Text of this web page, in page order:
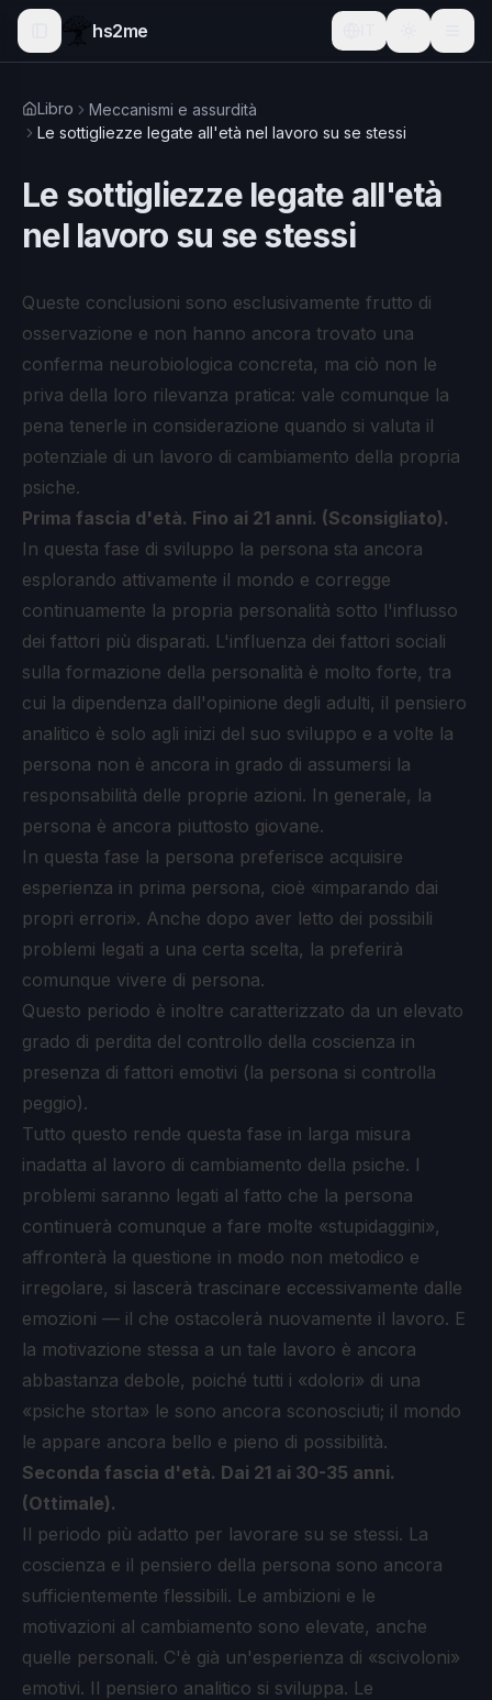
hs2me
Libro
Meccanismi e assurdità
Le sottigliezze legate all'età nel lavoro su se stessi
Le sottigliezze legate all'età
nel lavoro su se stessi
Queste conclusioni sono esclusivamente frutto di
osservazione e non hanno ancora trovato una
conferma neurobiologica concreta, ma ciò non le
priva della loro rilevanza pratica: vale comunque la
pena tenerle in considerazione quando si valuta il
potenziale di un lavoro di cambiamento della propria
psiche.
Prima fascia d'età. Fino ai 21 anni. (Sconsigliato).
In questa fase di sviluppo la persona sta ancora
esplorando attivamente il mondo e corregge
continuamente la propria personalità sotto l'influsso
dei fattori più disparati. L'influenza dei fattori sociali
sulla formazione della personalità è molto forte, tra
cui la dipendenza dall'opinione degli adulti, il pensiero
analitico è solo agli inizi del suo sviluppo e a volte la
persona non è ancora in grado di assumersi la
responsabilità delle proprie azioni. In generale, la
persona è ancora piuttosto giovane.
In questa fase la persona preferisce acquisire
esperienza in prima persona, cioè «imparando dai
propri errori». Anche dopo aver letto dei possibili
problemi legati a una certa scelta, la preferirà
comunque vivere di persona.
Questo periodo è inoltre caratterizzato da un elevato
grado di perdita del controllo della coscienza in
presenza di fattori emotivi (la persona si controlla
peggio).
Tutto questo rende questa fase in larga misura
inadatta al lavoro di cambiamento della psiche. I
problemi saranno legati al fatto che la persona
continuerà comunque a fare molte «stupidaggini»,
affronterà la questione in modo non metodico e
irregolare, si lascerà trascinare eccessivamente dalle
emozioni — il che ostacolerà nuovamente il lavoro. E
la motivazione stessa a un tale lavoro è ancora
abbastanza debole, poiché tutti i «dolori» di una
«psiche storta» le sono ancora sconosciuti; il mondo
le appare ancora bello e pieno di possibilità.
Seconda fascia d'età. Dai 21 ai 30-35 anni.
(Ottimale).
Il periodo più adatto per lavorare su se stessi. La
coscienza e il pensiero della persona sono ancora
sufficientemente flessibili. Le ambizioni e le
motivazioni al cambiamento sono elevate, anche
quelle personali. C'è già un'esperienza di «scivoloni»
emotivi. Il pensiero analitico si sviluppa. Le